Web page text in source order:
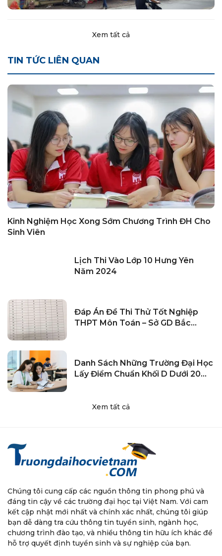
Xem tất cả
TIN TỨC LIÊN QUAN
Kinh Nghiệm Học Xong Sớm Chương Trình ĐH Cho
Sinh Viên
Lịch Thi Vào Lớp 10 Hưng Yên
Năm 2024
Đáp Án Đề Thi Thử Tốt Nghiệp
THPT Môn Toán – Sở GD Bắc
Danh Sách Những Trường Đại Học
Lấy Điểm Chuẩn Khối D Dưới 20
Xem tất cả
Chúng tôi cung cấp các nguồn thông tin phong phú và
đáng tin cậy về các trường đại học tại Việt Nam. Với cam
kết cập nhật mới nhất và chính xác nhất, chúng tôi giúp
bạn dễ dàng tra cứu thông tin tuyển sinh, ngành học,
chương trình đào tạo, và nhiều thông tin hữu ích khác để
hỗ trợ quyết định tuyển sinh và sự nghiệp của bạn.